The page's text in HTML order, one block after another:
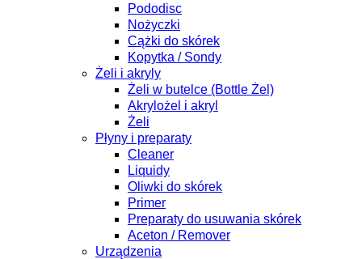
Pododisc
Nożyczki
Cążki do skórek
Kopytka / Sondy
Żeli i akryly
Żeli w butelce (Bottle Żel)
Akrylożel i akryl
Żeli
Płyny i preparaty
Cleaner
Liquidy
Oliwki do skórek
Primer
Preparaty do usuwania skórek
Aceton / Remover
Urządzenia